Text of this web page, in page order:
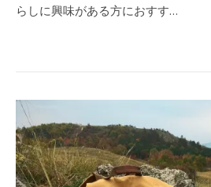
らしに興味がある方におすす…